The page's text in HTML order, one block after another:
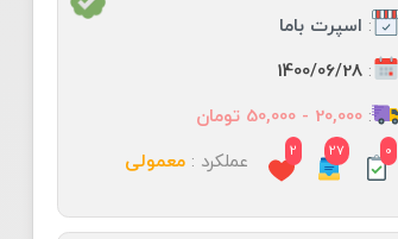
: اسپرت باما
:
1400/06/28
:20,000 - 50,000 تومان
0
27
2 عملکرد :معمولی